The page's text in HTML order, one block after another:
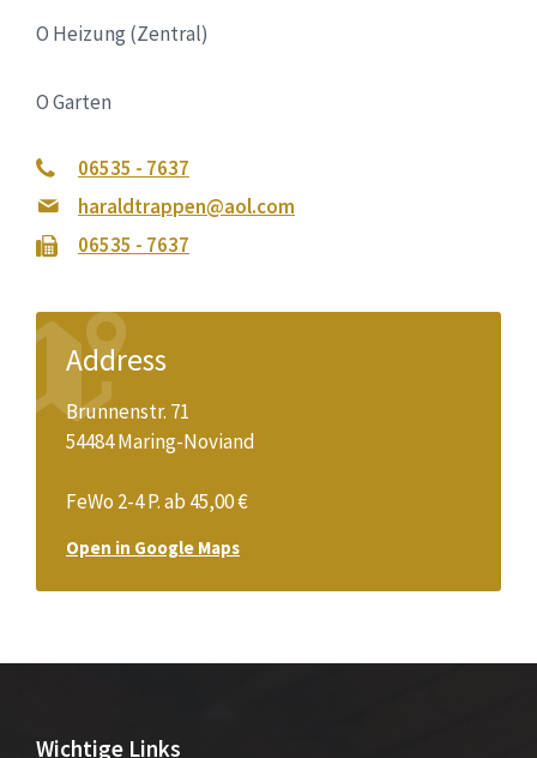
O Heizung (Zentral)
O Garten
06535 - 7637
haraldtrappen@aol.com
06535 - 7637
Address
Brunnenstr. 71
54484 Maring-Noviand
FeWo 2-4 P. ab 45,00 €
Open in Google Maps
Wichtige Links